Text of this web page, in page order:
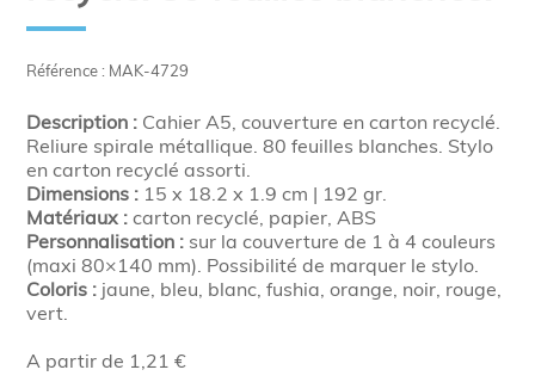
Référence : MAK-4729
A partir de 1,21 €
Description : Cahier A5, couverture en carton recyclé.
Reliure spirale métallique. 80 feuilles blanches. Stylo
en carton recyclé assorti.
Dimensions : 15 x 18.2 x 1.9 cm | 192 gr.
Matériaux : carton recyclé, papier, ABS
Personnalisation : sur la couverture de 1 à 4 couleurs
(maxi 80×140 mm). Possibilité de marquer le stylo.
Coloris : jaune, bleu, blanc, fushia, orange, noir, rouge,
vert.